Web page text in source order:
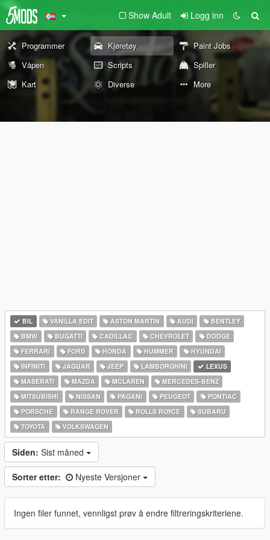
Show Adult Logg inn
Programmer Kjøretøy
Paint Jobs
Våpen
Scripts
Spiller
Kart
Diverse More
BIL VANILLA EDIT ASTON MARTIN AUDI
BENTLEY
BMW
BUGATTI CADILLAC CHEVROLET
DODGE
FERRARI
FORD HONDA HUMMER
HYUNDAI
INFINITI
JAGUAR JEEP LAMBORGHINI
LEXUS
MASERATI
MAZDA MCLAREN
MERCEDES-BENZ
MITSUBISHI
NISSAN PAGANI PEUGEOT
PONTIAC
PORSCHE
RANGE ROVER ROLLS ROYCE
SUBARU
TOYOTA
VOLKSWAGEN
Siden: Sist måned
Sorter etter: Nyeste Versjoner
Ingen filer funnet, vennligst prøv å endre filtreringskriteriene.